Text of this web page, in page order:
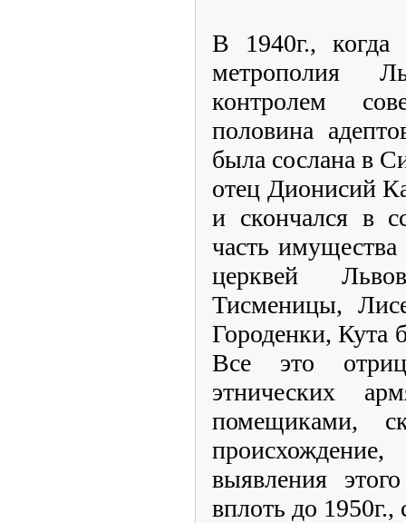
В 1940г., когда
метрополия
контролем
половина
была сослана в
отец Дионисий
и скончался в
часть имущества
церквей
Тисменицы,
Городенки, Кута
Все это
этнических
помещиками,
выявления
вплоть до